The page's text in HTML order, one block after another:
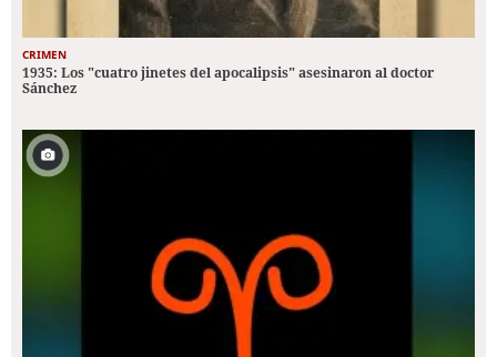
CRIMEN
1935: Los "cuatro jinetes del apocalipsis" asesinaron al doctor
Sánchez